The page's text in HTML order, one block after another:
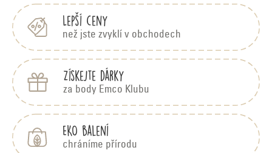
Lepší ceny
než jste zvyklí v obchodech
Získejte dárky
za body Emco Klubu
EKO balení
chráníme přírodu